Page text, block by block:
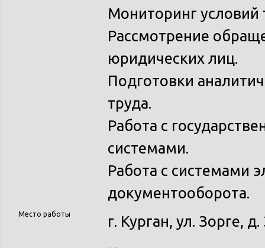
Мониторинг условий
Рассмотрение
юридических лиц.
Подготовки
труда.
Работа с
системами.
Работа с системами
документооборота.
Место работы г. Курган, ул. Зорге, д.